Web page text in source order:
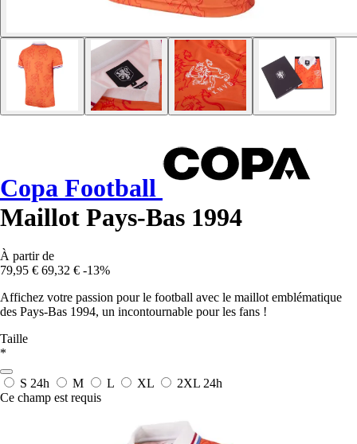
Copa Football
Maillot Pays-Bas 1994
À partir de
79,95 € 69,32 € -13%
Affichez votre passion pour le football avec le maillot emblématique
des Pays-Bas 1994, un incontournable pour les fans !
Taille
*
S 24h M L XL 2XL 24h
Ce champ est requis